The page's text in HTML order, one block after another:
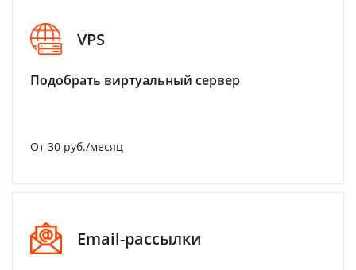
VPS
Подобрать виртуальный сервер
От 30 руб./месяц
Email-рассылки